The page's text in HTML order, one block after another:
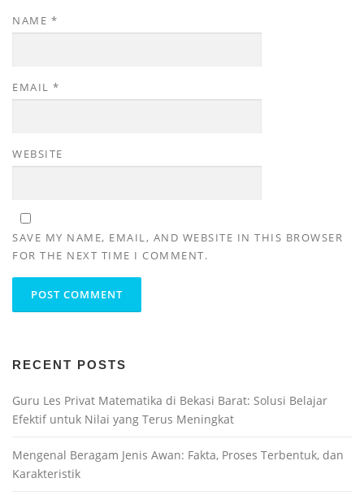
NAME *
EMAIL *
WEBSITE
SAVE MY NAME, EMAIL, AND WEBSITE IN THIS BROWSER
FOR THE NEXT TIME I COMMENT.
RECENT POSTS
Guru Les Privat Matematika di Bekasi Barat: Solusi Belajar
Efektif untuk Nilai yang Terus Meningkat
Mengenal Beragam Jenis Awan: Fakta, Proses Terbentuk, dan
Karakteristik